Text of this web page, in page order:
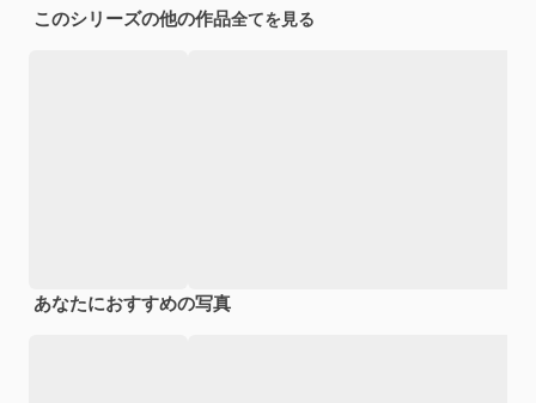
このシリーズの他の作品全てを見る
あなたにおすすめの写真